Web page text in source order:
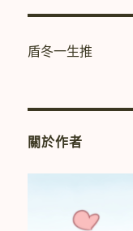
盾冬一生推
關於作者